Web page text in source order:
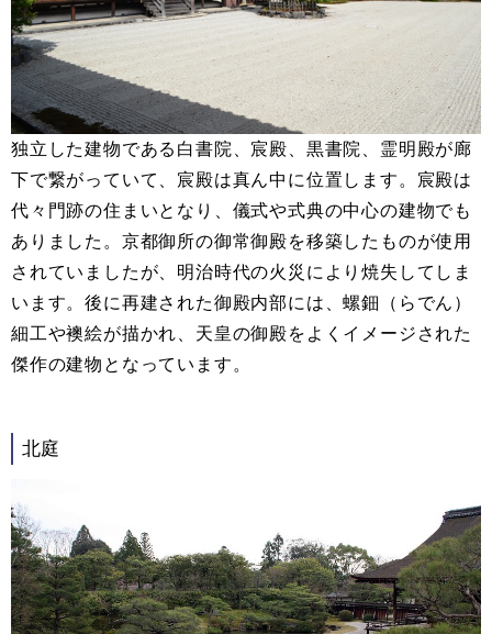
独立した建物である白書院、宸殿、黒書院、霊明殿が廊
下で繋がっていて、宸殿は真ん中に位置します。宸殿は
代々門跡の住まいとなり、儀式や式典の中心の建物でも
ありました。京都御所の御常御殿を移築したものが使用
されていましたが、明治時代の火災により焼失してしま
います。後に再建された御殿内部には、螺鈿（らでん）
細工や襖絵が描かれ、天皇の御殿をよくイメージされた
傑作の建物となっています。
北庭